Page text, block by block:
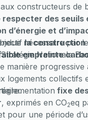
constructeurs de
respecter des seuils
d’énergie et
la construction
empreinte
nécessaire par
Nationale
manière
logements collectifs
fixe
, exprimés en CO2eq
pour une période